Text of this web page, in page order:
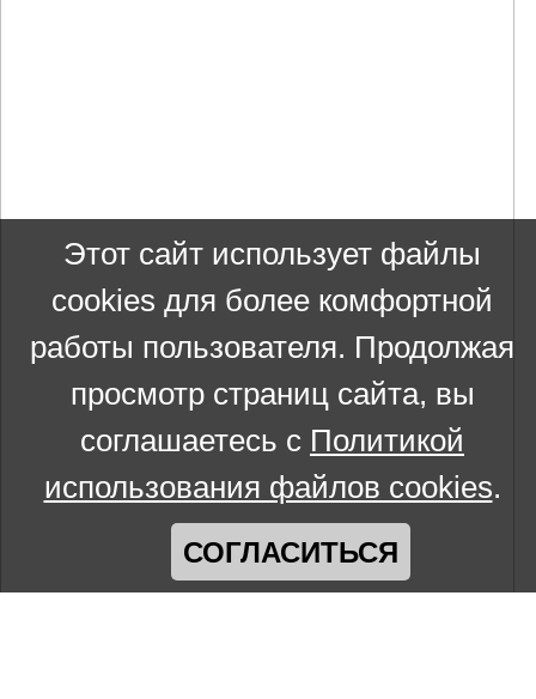
Этот сайт использует файлы
cookies для более комфортной
работы пользователя. Продолжая
просмотр страниц сайта, вы
соглашаетесь с Политикой
использования файлов cookies.
СОГЛАСИТЬСЯ